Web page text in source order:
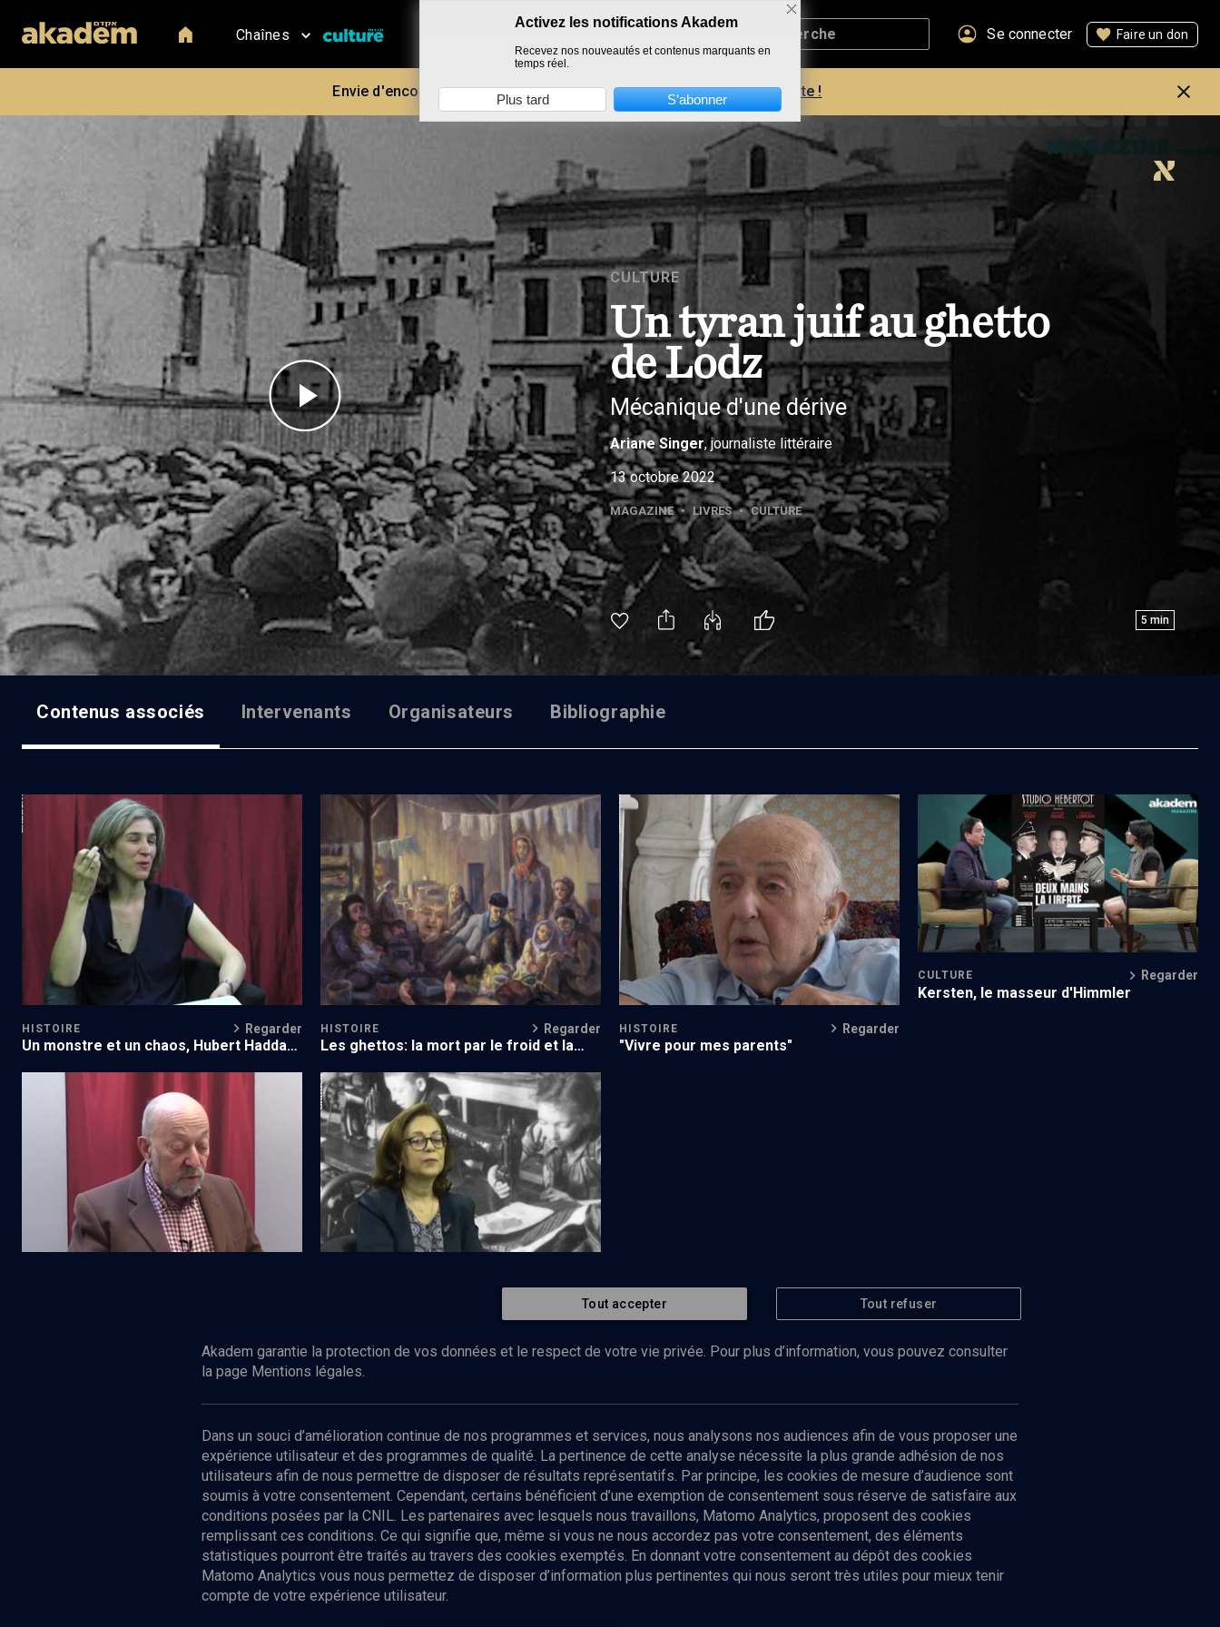
Chaînes Se connecter Faire un don
Envie d'encore plus d'AKADEM ? Découvrez les avantages d'un compte !
CULTURE
Un tyran juif au ghetto
de Lodz
Mécanique d'une dérive
Ariane Singer, journaliste littéraire
13 octobre 2022
MAGAZINE • LIVRES • CULTURE
5 min
Contenus associés Intervenants Organisateurs Bibliographie
La fiction contre l'absurde
HISTOIRE Regarder
Un monstre et un chaos, Hubert Haddad
Histoire de la Shoah - Cours N°4/24
HISTOIRE Regarder
Les ghettos: la mort par le froid et la
Vivre, survivre, revivre
HISTOIRE Regarder
"Vivre pour mes parents"
Deux mains, la liberté
CULTURE Regarder
Kersten, le masseur d'Himmler
Le journal retrouvé d'Yitskhok
Le chant des remparts
Regarder
Enfants résistants du ghetto de Lodz
Abonnez-vous à notre newsletter
Envoyer
Nos Chaines
Tout accepter Tout refuser
Akadem garantie la protection de vos données et le respect de votre vie privée. Pour plus d’information, vous pouvez consulter
la page Mentions légales.
Dans un souci d’amélioration continue de nos programmes et services, nous analysons nos audiences afin de vous proposer une
expérience utilisateur et des programmes de qualité. La pertinence de cette analyse nécessite la plus grande adhésion de nos
utilisateurs afin de nous permettre de disposer de résultats représentatifs. Par principe, les cookies de mesure d’audience sont
soumis à votre consentement. Cependant, certains bénéficient d’une exemption de consentement sous réserve de satisfaire aux
conditions posées par la CNIL. Les partenaires avec lesquels nous travaillons, Matomo Analytics, proposent des cookies
remplissant ces conditions. Ce qui signifie que, même si vous ne nous accordez pas votre consentement, des éléments
statistiques pourront être traités au travers des cookies exemptés. En donnant votre consentement au dépôt des cookies
Matomo Analytics vous nous permettez de disposer d’information plus pertinentes qui nous seront très utiles pour mieux tenir
compte de votre expérience utilisateur.
Activez les notifications Akadem
Recevez nos nouveautés et contenus marquants en
temps réel.
Plus tard S’abonner